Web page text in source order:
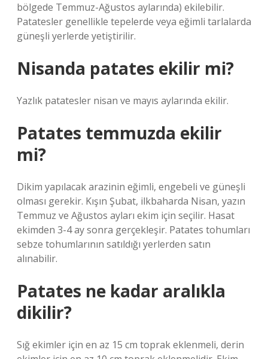
bölgede Temmuz-Ağustos aylarında) ekilebilir.
Patatesler genellikle tepelerde veya eğimli tarlalarda
güneşli yerlerde yetiştirilir.
Nisanda patates ekilir mi?
Yazlık patatesler nisan ve mayıs aylarında ekilir.
Patates temmuzda ekilir
mi?
Dikim yapılacak arazinin eğimli, engebeli ve güneşli
olması gerekir. Kışın Şubat, ilkbaharda Nisan, yazın
Temmuz ve Ağustos ayları ekim için seçilir. Hasat
ekimden 3-4 ay sonra gerçekleşir. Patates tohumları
sebze tohumlarının satıldığı yerlerden satın
alınabilir.
Patates ne kadar aralıkla
dikilir?
Sığ ekimler için en az 15 cm toprak eklenmeli, derin